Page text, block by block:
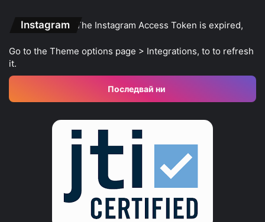
Instagram The Instagram Access Token is expired,
Go to the Theme options page > Integrations, to to refresh
it.
Последвай ни